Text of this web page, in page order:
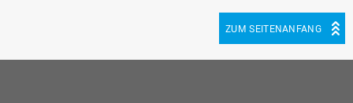
ZUM SEITENANFANG